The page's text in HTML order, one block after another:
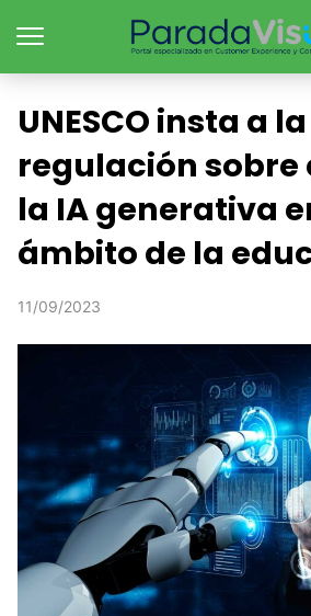
UNESCO insta a la
regulación sobre
la IA generativa
ámbito de la
11/09/2023